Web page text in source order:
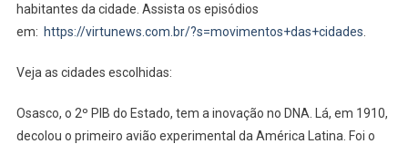
habitantes da cidade. Assista os episódios
em: https://virtunews.com.br/?s=movimentos+das+cidades
Veja as cidades escolhidas:
Osasco, o 2º PIB do Estado, tem a inovação no DNA. Lá, em 1910,
decolou o primeiro avião experimental da América Latina. Foi o